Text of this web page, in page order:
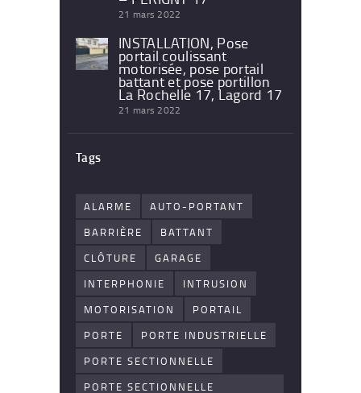
21 mars 2022
INSTALLATION, Pose
portail coulissant
motorisée, pose portail
battant et pose portillon
La Rochelle 17, Lagord 17
21 mars 2022
Tags
ALARME
AUTO-PORTANT
BARRIÈRE
BATTANT
CLÔTURE
GARAGE
INTERPHONIE
INTRUSION
MOTORISATION
PORTAIL
PORTE
PORTE INDUSTRIELLE
PORTE SECTIONNELLE
PORTE SECTIONNELLE